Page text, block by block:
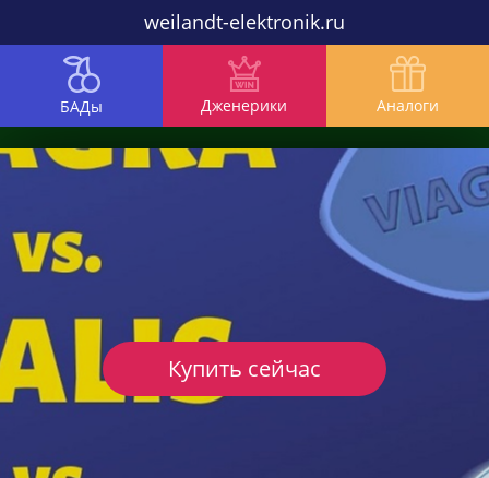
weilandt-elektronik.ru
БАДы Дженерики Аналоги
Купить сейчас